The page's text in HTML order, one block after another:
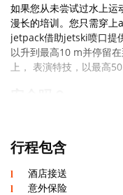
如果您从未尝试过水上运
漫长的培训。您只需穿上
jetpack借助jetski喷口提
以升到最高10 m并停留
上， 表演特技，以最高
练会教您一切：如何上升
全， 在照片里穿着它也很
行程包含
酒店接送
意外保险